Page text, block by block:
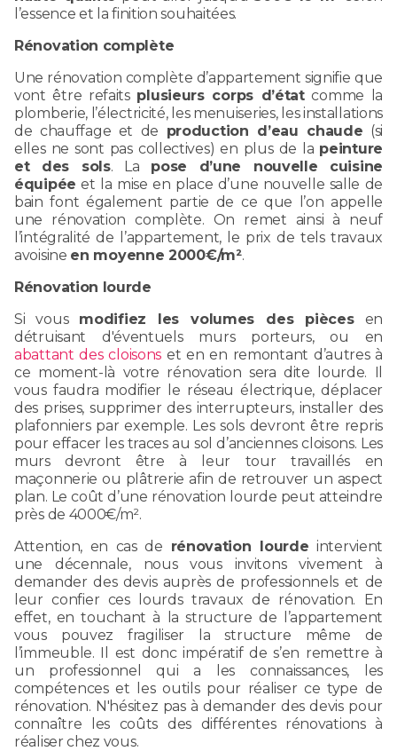
l’essence et la finition souhaitées.
Rénovation complète
Une rénovation complète d’appartement signifie que
vont être refaits plusieurs corps d’étatcomme la
plomberie, l’électricité, les menuiseries, les installations
de chauffage et de production d’eau chaude (si
elles ne sont pas collectives) en plus de la peinture
et des sols. La pose d’une nouvelle cuisine
équipée et la mise en place d’une nouvelle salle de
bain font également partie de ce que l’on appelle
une rénovation complète. On remet ainsi à neuf
l’intégralité de l’appartement, le prix de tels travaux
avoisine en moyenne 2000€/m².
Rénovation lourde
Si vous modifiez les volumes des piècesen
détruisant d'éventuels murs porteurs, ou en
abattant des cloisons et en en remontant d’autres à
ce moment-là votre rénovation sera dite lourde. Il
vous faudra modifier le réseau électrique, déplacer
des prises, supprimer des interrupteurs, installer des
plafonniers par exemple. Les sols devront être repris
pour effacer les traces au sol d’anciennes cloisons. Les
murs devront être à leur tour travaillés en
maçonnerie ou plâtrerie afin de retrouver un aspect
plan. Le coût d’une rénovation lourde peut atteindre
près de 4000€/m².
Attention, en cas de rénovation lourde intervient
une décennale, nous vous invitons vivement à
demander des devis auprès de professionnels et de
leur confier ces lourds travaux de rénovation. En
effet, en touchant à la structure de l’appartement
vous pouvez fragiliser la structure même de
l’immeuble. Il est donc impératif de s’en remettre à
un professionnel qui a les connaissances, les
compétences et les outils pour réaliser ce type de
rénovation. N'hésitez pas à demander des devis pour
connaître les coûts des différentes rénovations à
réaliser chez vous.